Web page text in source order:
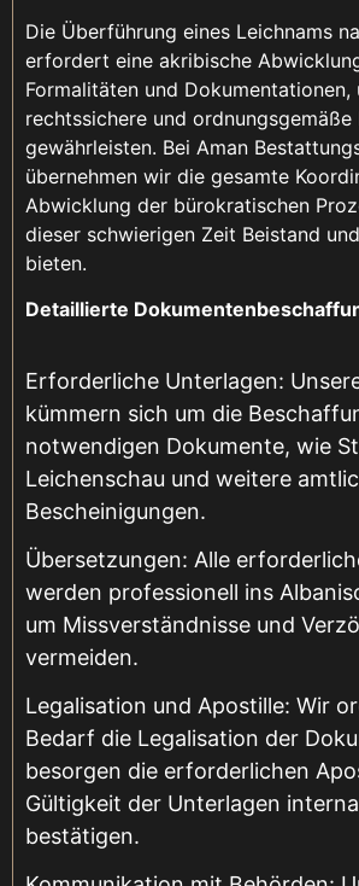
Die Überführung eines Leichnams
erfordert eine akribische
Formalitäten und Dokumentationen,
rechtssichere und
gewährleisten. Bei Aman
übernehmen wir die gesamte
Abwicklung der bürokratischen
dieser schwierigen Zeit Beistand
bieten.
Detaillierte
Erforderliche Unterlagen:
kümmern sich um die
notwendigen Dokumente, wie
Leichenschau und weitere
Bescheinigungen.
Übersetzungen: Alle
werden professionell ins
um Missverständnisse und
vermeiden.
Legalisation und Apostille: Wir
Bedarf die Legalisation der
besorgen die erforderlichen
Gültigkeit der Unterlagen
bestätigen.